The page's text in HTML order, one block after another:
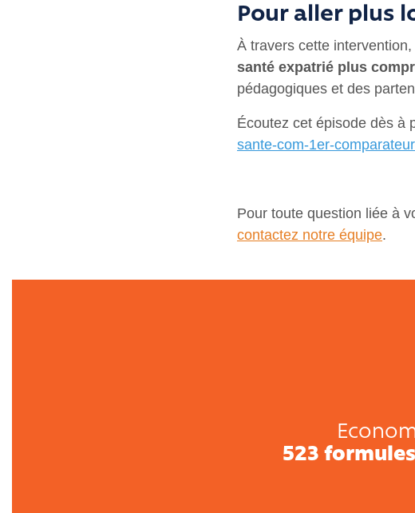
Pour aller plus
À travers cette
santé expatrié plus
pédagogiques et des
Écoutez cet épisode dès à
sante-com-1er-
Pour toute question liée à
contactez notre équipe.
523